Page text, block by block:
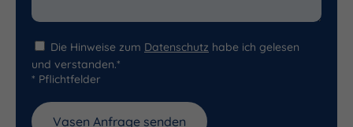
Die Hinweise zum Datenschutz habe ich gelesen
und verstanden.*
* Pflichtfelder